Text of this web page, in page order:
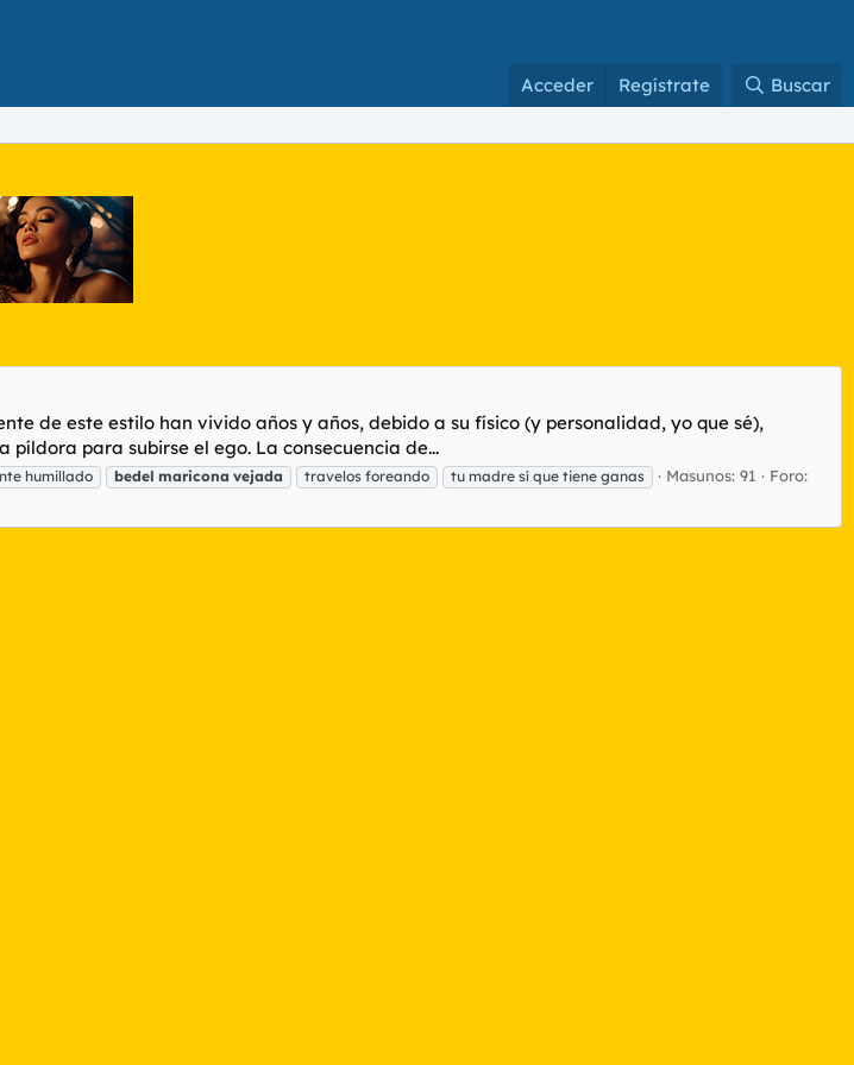
Acceder Regístrate Buscar
de este estilo han vivido años y años, debido a su físico (y personalidad, yo que sé),
para subirse el ego. La consecuencia de...
humillado bedel maricona vejada travelos foreando tu madre sí que tiene ganas Masunos: 91
Foro: